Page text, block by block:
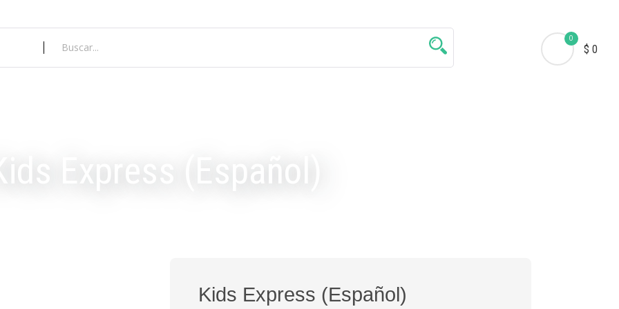
0
$ 0
Kids Express (Español)
Kids Express (Español)